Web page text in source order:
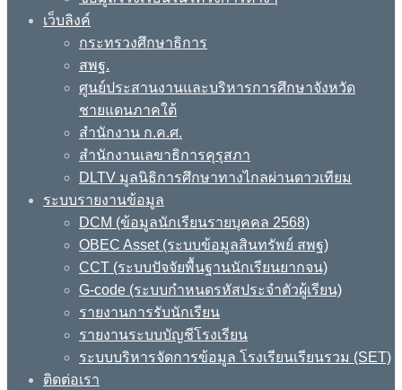
เว็บลิงค์
กระทรวงศึกษาธิการ
สพฐ.
ศูนย์ประสานงานและบริหารการศึกษาจังหวัด
ชายแดนภาคใต้
สำนักงาน ก.ค.ศ.
สำนักงานเลขาธิการคุรุสภา
DLTV มูลนิธิการศึกษาทางไกลผ่านดาวเทียม
ระบบรายงานข้อมูล
DCM (ข้อมูลนักเรียนรายบุคคล 2568)
OBEC Asset (ระบบข้อมูลสินทรัพย์ สพฐ)
CCT (ระบบปัจจัยพื้นฐานนักเรียนยากจน)
G-code (ระบบกำหนดรหัสประจำตัวผู้เรียน)
รายงานการรับนักเรียน
รายงานระบบบัญชีโรงเรียน
ระบบบริหารจัดการข้อมูล โรงเรียนเรียนรวม (SET)
ติดต่อเรา